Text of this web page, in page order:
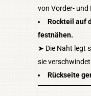
von Vorder- und
Rockteil auf
festnähen.
➤ Die Naht legt
sie
Rückseite